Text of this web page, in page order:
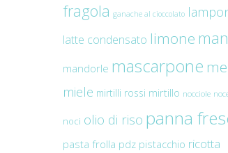
fragola ganache al cioccolato
latte condensato limone
mandorle mascarpone
miele mirtilli rossi mirtillo nocciole
noci olio di riso panna
pasta frolla pdz pistacchio ricotta